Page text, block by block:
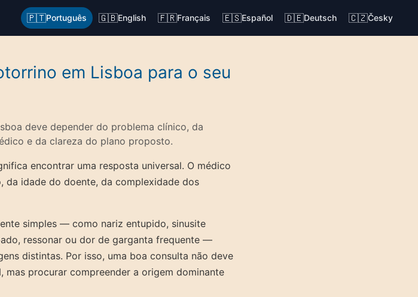
🇵🇹Português 🇬🇧English 🇫🇷Français 🇪🇸Español 🇩🇪Deutsch 🇨🇿Česky
em Lisboa para o seu
deve depender do problema clínico, da
e da clareza do plano proposto.
encontrar uma resposta universal. O médico
da idade do doente, da complexidade dos
simples — como nariz entupido, sinusite
ressonar ou dor de garganta frequente —
distintas. Por isso, uma boa consulta não deve
procurar compreender a origem dominante